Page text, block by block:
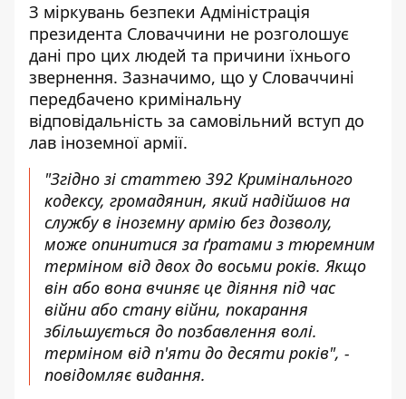
З міркувань безпеки Адміністрація
президента Словаччини не розголошує
дані про цих людей та причини їхнього
звернення. Зазначимо, що у Словаччині
передбачено кримінальну
відповідальність за самовільний вступ до
лав іноземної армії.
"Згідно зі статтею 392 Кримінального
кодексу, громадянин, який надійшов на
службу в іноземну армію без дозволу,
може опинитися за ґратами з тюремним
терміном від двох до восьми років. Якщо
він або вона вчиняє це діяння під час
війни або стану війни, покарання
збільшується до позбавлення волі.
терміном від п'яти до десяти років", -
повідомляє видання.